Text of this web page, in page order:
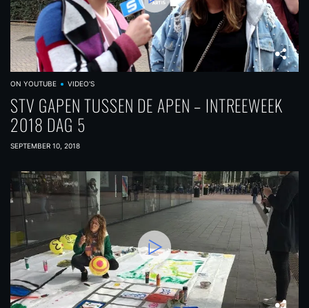
ON YOUTUBE VIDEO'S
STV GAPEN TUSSEN DE APEN – INTREEWEEK
2018 DAG 5
SEPTEMBER 10, 2018